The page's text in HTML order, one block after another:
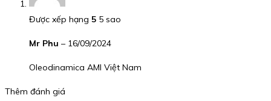
Được xếp hạng 5 5 sao
Mr Phu – 16/09/2024
Oleodinamica AMI Việt Nam
Thêm đánh giá